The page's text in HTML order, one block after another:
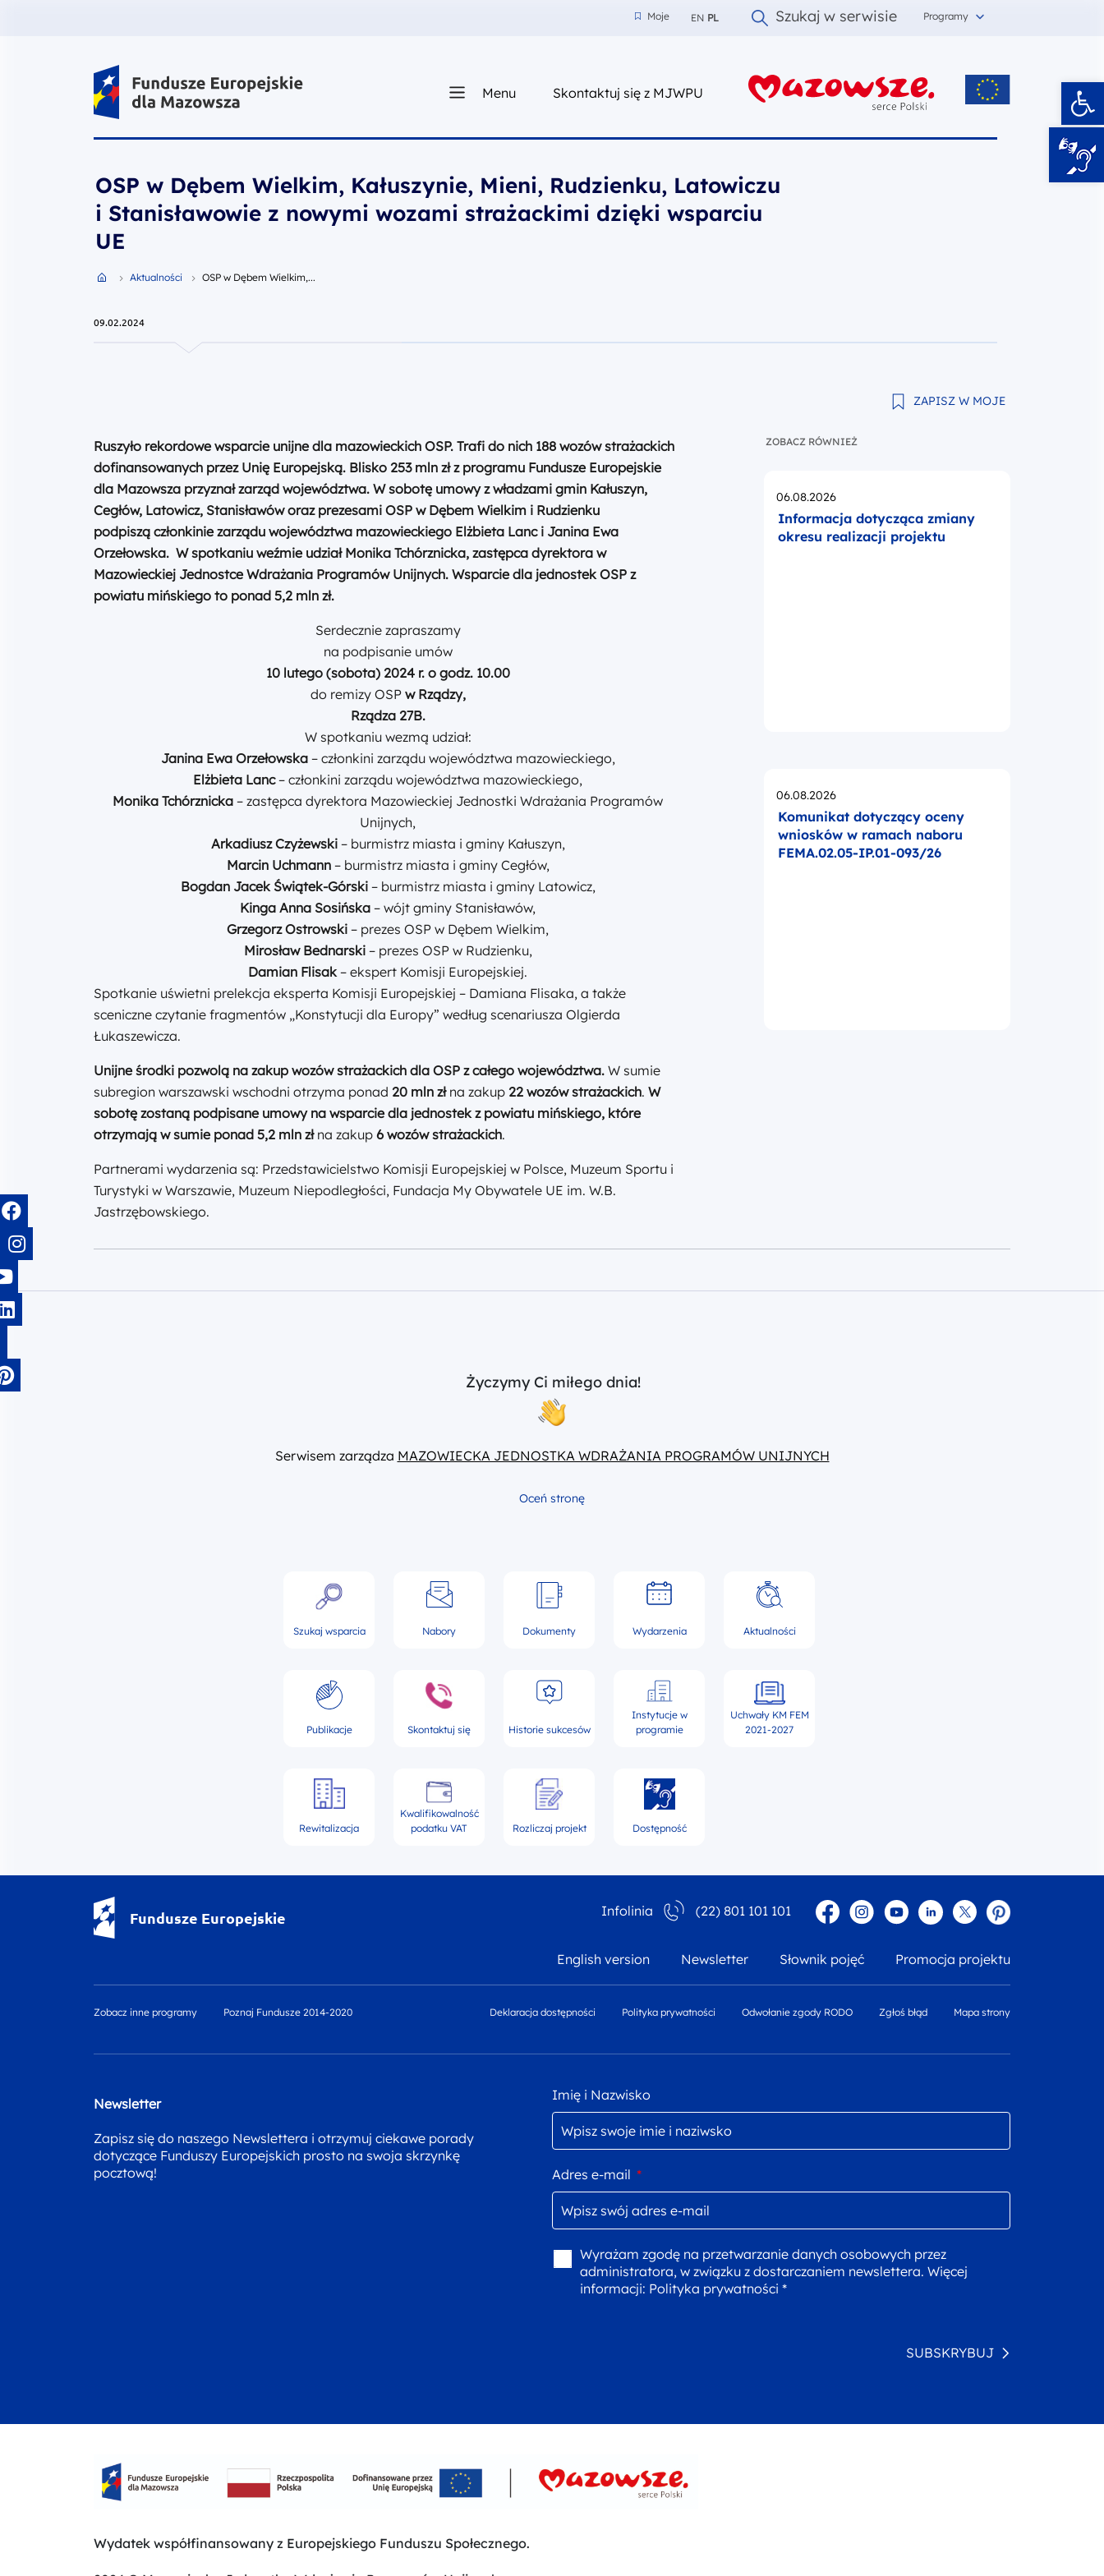
Moje
Moje EN PL Szukaj w serwisie Programy
Fundusze Europejskie dla Mazowsza Menu Skontaktuj się z MJWPUz nami
OSP w Dębem Wielkim, Kałuszynie, Mieni, Rudzienku, Latowiczu
i Stanisławowie z nowymi wozami strażackimi dzięki wsparciu
UE
Przejdź do strony głównej portalu
Aktualności OSP w Dębem Wielkim,...
09.02.2024
ZAPISZ W MOJE
Ruszyło rekordowe wsparcie unijne dla mazowieckich OSP. Trafi do nich 188 wozów strażackich
dofinansowanych przez Unię Europejską. Blisko 253 mln zł z programu Fundusze Europejskie
dla Mazowsza przyznał zarząd województwa. W sobotę umowy z władzami gmin Kałuszyn,
Cegłów, Latowicz, Stanisławów oraz prezesami OSP w Dębem Wielkim i Rudzienku
podpiszą członkinie zarządu województwa mazowieckiego Elżbieta Lanc i Janina Ewa
Orzełowska. W spotkaniu weźmie udział Monika Tchórznicka, zastępca dyrektora w
Mazowieckiej Jednostce Wdrażania Programów Unijnych. Wsparcie dla jednostek OSP z
powiatu mińskiego to ponad 5,2 mln zł.
Serdecznie zapraszamy
na podpisanie umów
10 lutego (sobota) 2024 r.o godz. 10.00
do remizy OSPw Rządzy,
Rządza 27B.
W spotkaniu wezmą udział:
Janina Ewa Orzełowska– członkini zarządu województwa mazowieckiego,
Elżbieta Lanc– członkini zarządu województwa mazowieckiego,
Monika Tchórznicka – zastępca dyrektora Mazowieckiej Jednostki Wdrażania Programów
Unijnych,
Arkadiusz Czyżewski– burmistrz miasta i gminy Kałuszyn,
Marcin Uchmann– burmistrz miasta i gminy Cegłów,
Bogdan Jacek Świątek-Górski – burmistrz miasta i gminy Latowicz,
Kinga Anna Sosińska – wójt gminy Stanisławów,
Grzegorz Ostrowski – prezes OSP w Dębem Wielkim,
Mirosław Bednarski– prezes OSP w Rudzienku,
Damian Flisak– ekspert Komisji Europejskiej.
Spotkanie uświetni prelekcja eksperta Komisji Europejskiej – Damiana Flisaka, a także
sceniczne czytanie fragmentów „Konstytucji dla Europy” według scenariusza Olgierda
Łukaszewicza.
Unijne środki pozwolą na zakup wozów strażackich dla OSP z całego województwa. W sumie
subregion warszawski wschodni otrzyma ponad 20 mln złna zakup 22 wozów strażackich. W
sobotę zostaną podpisane umowy na wsparcie dla jednostek z powiatu mińskiego, które
otrzymają w sumie ponad 5,2 mln złna zakup 6 wozów strażackich.
Partnerami wydarzenia są: Przedstawicielstwo Komisji Europejskiej w Polsce, Muzeum Sportu i
Turystyki w Warszawie, Muzeum Niepodległości, Fundacja My Obywatele UE im. W.B.
Jastrzębowskiego.
ZOBACZ RÓWNIEŻ
Opublikowano
06.08.2026
Informacja dotycząca zmiany
okresu realizacji projektu
Opublikowano
06.08.2026
Komunikat dotyczący oceny
wniosków w ramach naboru
FEMA.02.05-IP.01-093/26
Życzymy Ci miłego dnia!
Serwisem zarządza MAZOWIECKA JEDNOSTKA WDRAŻANIA PROGRAMÓW UNIJNYCH
Oceń stronę
Szukaj wsparcia Nabory Dokumenty Wydarzenia Aktualności
Publikacje Skontaktuj się Historie sukcesów
Instytucje w
programie
Uchwały KM FEM
2021-2027
Rewitalizacja
Kwalifikowalność
podatku VAT
Rozliczaj projekt Dostępność
Fundusze Europejskie Infolinia (22) 801 101 101 FacebookInstagram
YouTubeLinkedin
twitterPinterest
English version Newsletter Słownik pojęć Promocja projektu
Zobacz inne programy Poznaj Fundusze 2014-2020 Deklaracja dostępności Polityka prywatności Odwołanie zgody RODO Zgłoś błąd Mapa strony
Newsletter
Zapisz się do naszego Newslettera i otrzymuj ciekawe porady
dotyczące Funduszy Europejskich prosto na swoja skrzynkę
pocztową!
Imię i Nazwisko
Adres e-mail *
Wyrażam zgodę na przetwarzanie danych osobowych przez
administratora, w związku z dostarczaniem newslettera. Więcej
informacji: Polityka prywatności *
SUBSKRYBUJ
Wydatek współfinansowany z Europejskiego Funduszu Społecznego.